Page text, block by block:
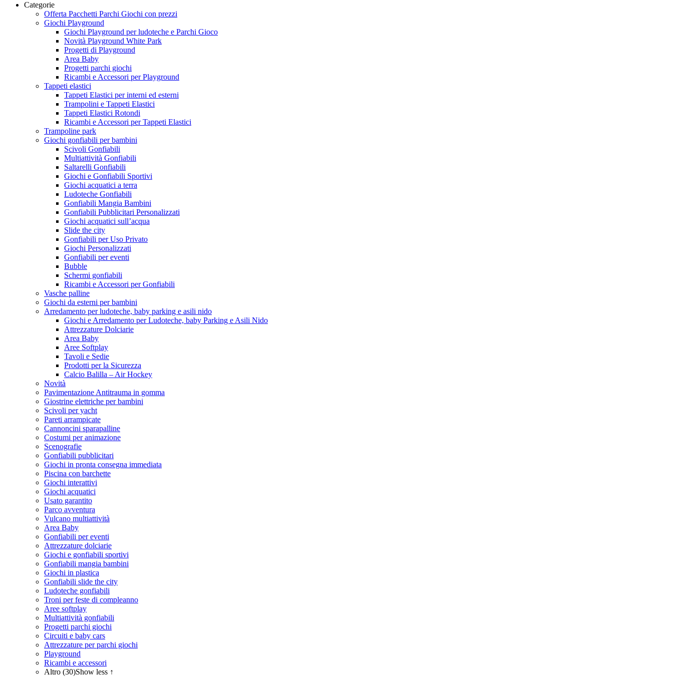
Categorie
Offerta Pacchetti Parchi Giochi con prezzi
Giochi Playground
Giochi Playground per ludoteche e Parchi Gioco
Novità Playground White Park
Progetti di Playground
Area Baby
Progetti parchi giochi
Ricambi e Accessori per Playground
Tappeti elastici
Tappeti Elastici per interni ed esterni
Trampolini e Tappeti Elastici
Tappeti Elastici Rotondi
Ricambi e Accessori per Tappeti Elastici
Trampoline park
Giochi gonfiabili per bambini
Scivoli Gonfiabili
Multiattività Gonfiabili
Saltarelli Gonfiabili
Giochi e Gonfiabili Sportivi
Giochi acquatici a terra
Ludoteche Gonfiabili
Gonfiabili Mangia Bambini
Gonfiabili Pubblicitari Personalizzati
Giochi acquatici sull’acqua
Slide the city
Gonfiabili per Uso Privato
Giochi Personalizzati
Gonfiabili per eventi
Bubble
Schermi gonfiabili
Ricambi e Accessori per Gonfiabili
Vasche palline
Giochi da esterni per bambini
Arredamento per ludoteche, baby parking e asili nido
Giochi e Arredamento per Ludoteche, baby Parking e Asili Nido
Attrezzature Dolciarie
Area Baby
Aree Softplay
Tavoli e Sedie
Prodotti per la Sicurezza
Calcio Balilla – Air Hockey
Novità
Pavimentazione Antitrauma in gomma
Giostrine elettriche per bambini
Scivoli per yacht
Pareti arrampicate
Cannoncini sparapalline
Costumi per animazione
Scenografie
Gonfiabili pubblicitari
Giochi in pronta consegna immediata
Piscina con barchette
Giochi interattivi
Giochi acquatici
Usato garantito
Parco avventura
Vulcano multiattività
Area Baby
Gonfiabili per eventi
Attrezzature dolciarie
Giochi e gonfiabili sportivi
Gonfiabili mangia bambini
Giochi in plastica
Gonfiabili slide the city
Ludoteche gonfiabili
Troni per feste di compleanno
Aree softplay
Multiattività gonfiabili
Progetti parchi giochi
Circuiti e baby cars
Attrezzature per parchi giochi
Playground
Ricambi e accessori
Altro (30)Show less ↑